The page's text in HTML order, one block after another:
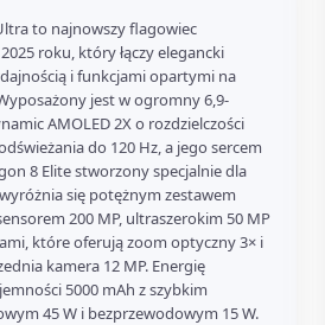
to najnowszy flagowiec
roku, który łączy elegancki
i funkcjami opartymi na
jest w ogromny 6,9-
AMOLED 2X o rozdzielczości
do 120 Hz, a jego sercem
8 Elite stworzony specjalnie dla
się potężnym zestawem
200 MP, ultraszerokim 50 MP
które oferują zoom optyczny 3× i
kamera 12 MP. Energię
5000 mAh z szybkim
45 W i bezprzewodowym 15 W.